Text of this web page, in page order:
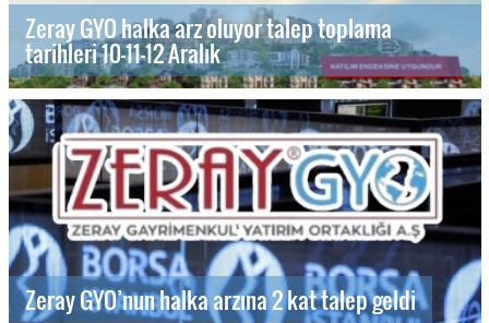
Zeray GYO halka arz oluyor talep toplama
tarihleri 10-11-12 Aralık
Zeray GYO’nun halka arzına 2 kat talep geldi